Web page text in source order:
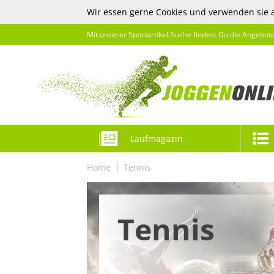
Wir essen gerne Cookies und verwenden
Mit unserer Sportartikel-Suche findest Du die
Laufmagazin
Home Tennis
Tennis